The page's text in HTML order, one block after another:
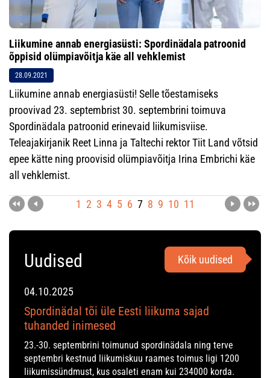
Liikumine annab energiasüsti: Spordinädala patroonid
õppisid olümpiavõitja käe all vehklemist
28.09.2021
Liikumine annab energiasüsti! Selle tõestamiseks
proovivad 23. septembrist 30. septembrini toimuva
Spordinädala patroonid erinevaid liikumisviise.
Teleajakirjanik Reet Linna ja Taltechi rektor Tiit Land võtsid
epee kätte ning proovisid olümpiavõitja Irina Embrichi käe
all vehklemist.
1 2 3 4 5 6 7 8 9 10 11
Uudised Kõik uudised
04.10.2025
Spordinädal tõi üle Eesti liikuma sajad
tuhanded inimesed
23.-30. septembrini toimunud spordinädala ning terve
septembri kestnud liikumiskuu raames toimus ligi 1200
liikumissündmust, kus osaleti enam kui 234000 korda.